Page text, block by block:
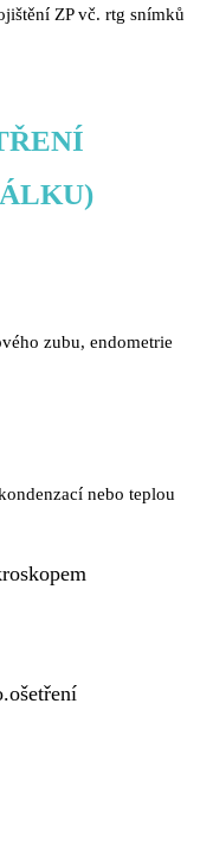
ZP vč. rtg snímků
zubu, endometrie
nebo teplou